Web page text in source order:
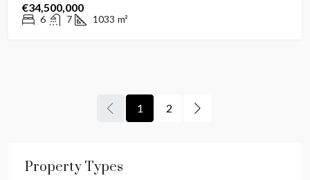
€34,500,000
6 7 1033 m²
1 2
Property Types